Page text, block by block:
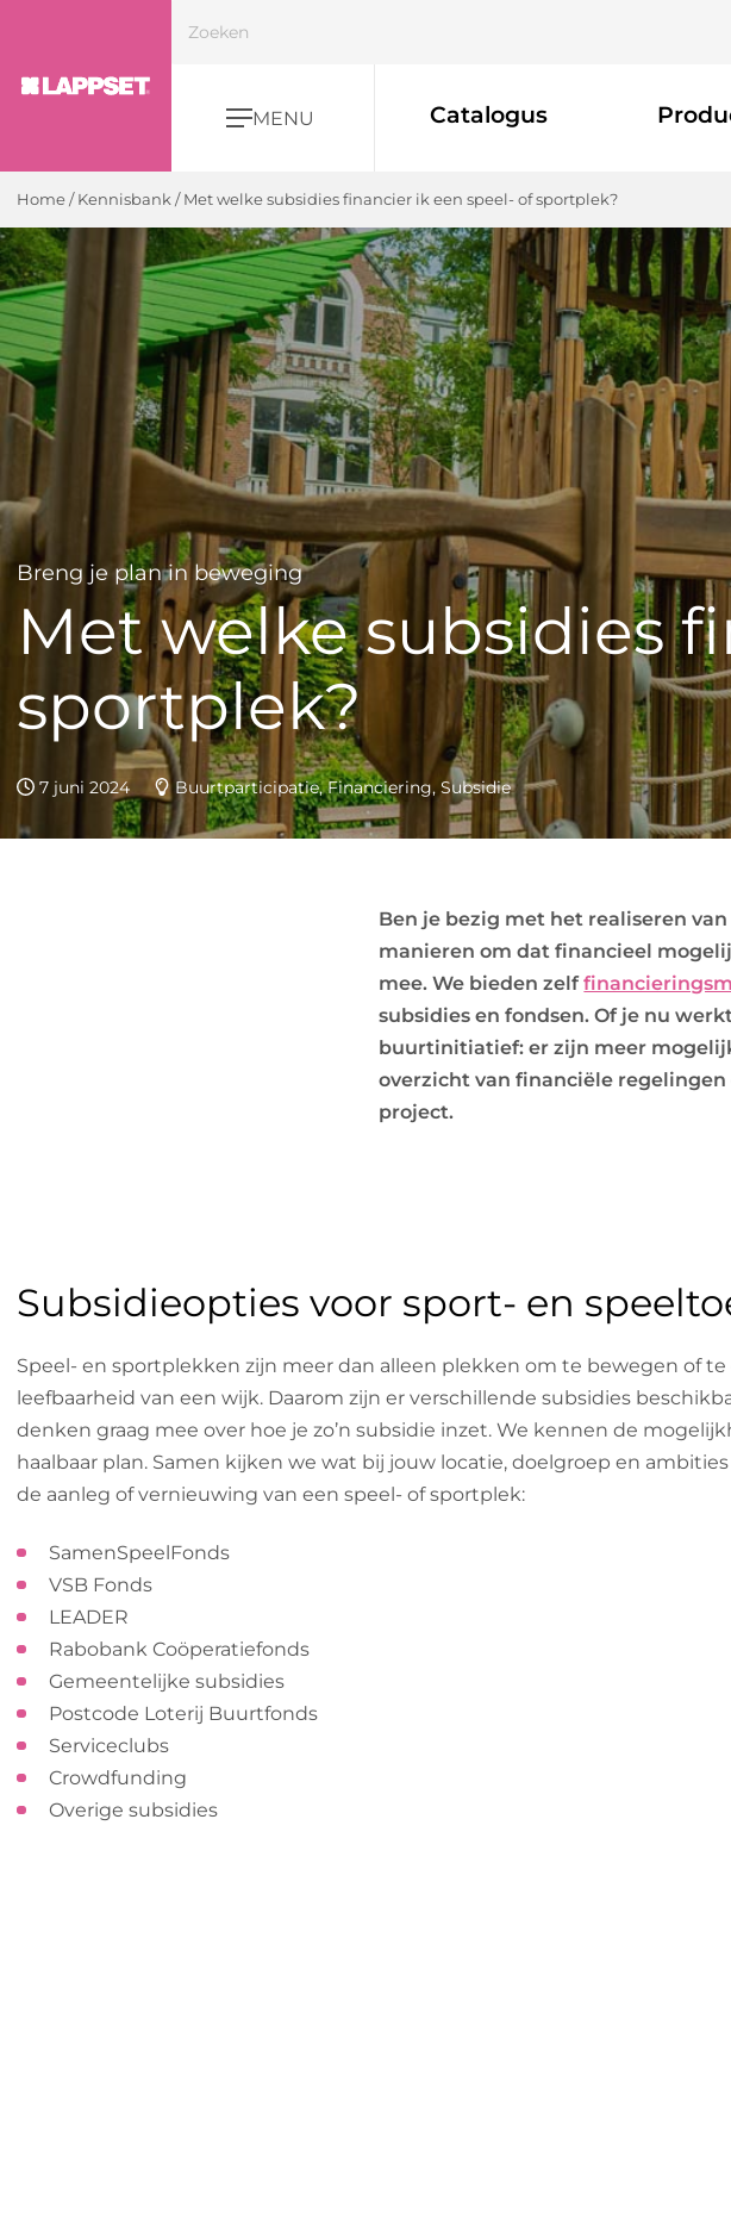
MENU Catalogus
Home / Kennisbank / Met welke subsidies financier ik een speel- of sportplek?
Breng je plan in beweging
Met welke subsidies
sportplek?
7 juni 2024 Buurtparticipatie, Financiering, Subsidie
Ben je bezig met het realiseren
manieren om dat financieel
mee. We bieden zelf
subsidies en fondsen. Of je nu
buurtinitiatief: er zijn meer
overzicht van financiële
project.
Subsidieopties voor sport- en
Speel- en sportplekken zijn meer dan alleen plekken om te bewegen of
leefbaarheid van een wijk. Daarom zijn er verschillende subsidies
denken graag mee over hoe je zo’n subsidie inzet. We kennen de
haalbaar plan. Samen kijken we wat bij jouw locatie, doelgroep en
de aanleg of vernieuwing van een speel- of sportplek:
SamenSpeelFonds
VSB Fonds
LEADER
Rabobank Coöperatiefonds
Gemeentelijke subsidies
Postcode Loterij Buurtfonds
Serviceclubs
Crowdfunding
Overige subsidies